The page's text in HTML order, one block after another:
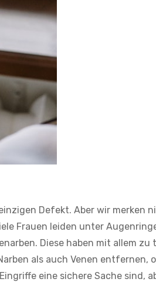
Defekt. Aber wir merken
Frauen leiden unter
Diese haben mit allem zu
als auch Venen entfernen,
eine sichere Sache sind,